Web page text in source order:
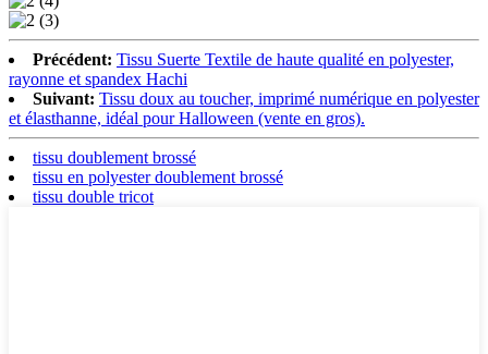
Précédent: Tissu Suerte Textile de haute qualité en polyester,
rayonne et spandex Hachi
Suivant: Tissu doux au toucher, imprimé numérique en polyester
et élasthanne, idéal pour Halloween (vente en gros).
tissu doublement brossé
tissu en polyester doublement brossé
tissu double tricot